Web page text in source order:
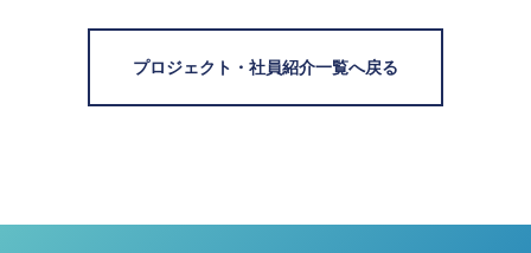
プロジェクト・社員紹介一覧へ戻る